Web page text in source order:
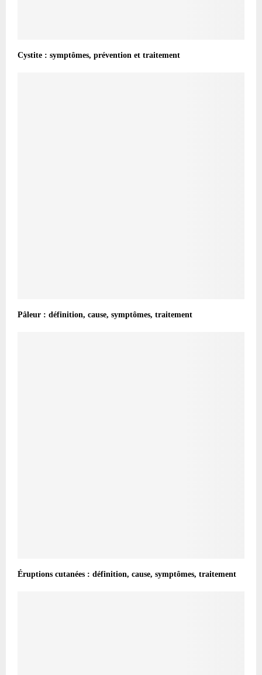
Cystite : symptômes, prévention et traitement
Pâleur : définition, cause, symptômes, traitement
Éruptions cutanées : définition, cause, symptômes, traitement